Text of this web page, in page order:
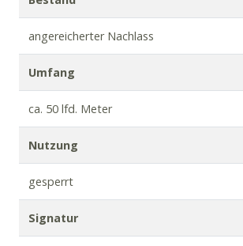
angereicherter Nachlass
Umfang
ca. 50 lfd. Meter
Nutzung
gesperrt
Signatur